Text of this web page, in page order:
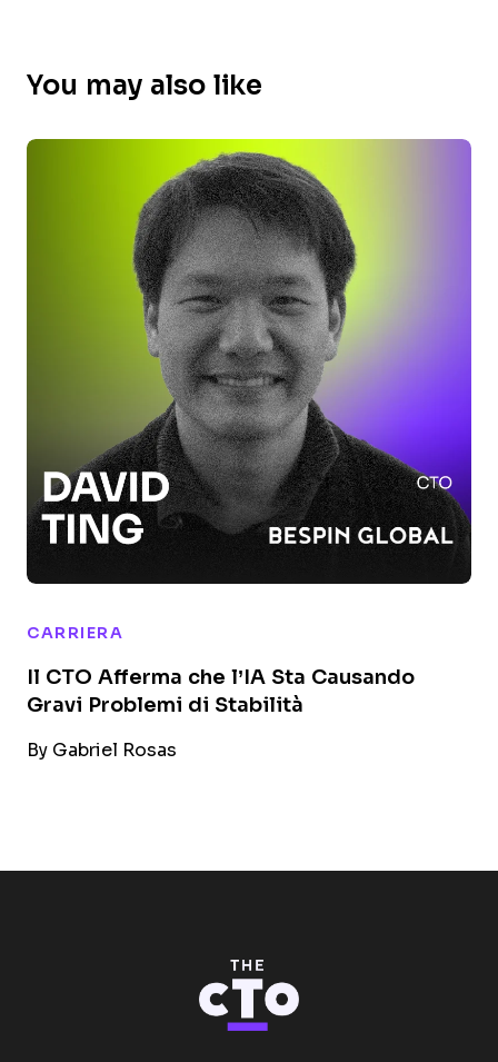
You may also like
CARRIERA
Il CTO Afferma che l’IA Sta Causando
Gravi Problemi di Stabilità
By Gabriel Rosas